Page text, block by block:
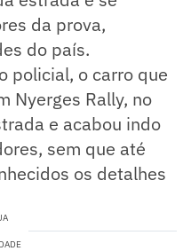
da prova,
do país.
policial, o carro que
Nyerges Rally, no
e acabou indo
sem que até
os detalhes